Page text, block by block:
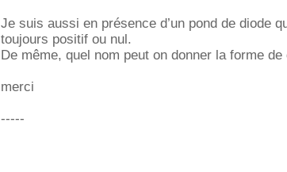
Je suis aussi en présence d’un pond de diode
toujours positif ou nul.
De même, quel nom peut on donner la forme
merci
-----